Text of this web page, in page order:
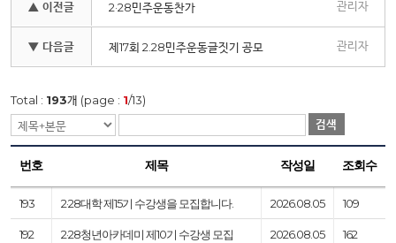
▲ 이전글 2·28민주운동찬가 관리자
▼ 다음글 제17회 2.28민주운동글짓기 공모 관리자
Total : 193개 (page : 1/13)
검색
번호 제목 작성일 조회수
193 2·28대학 제15기 수강생을 모집합니다. 2026.08.05 109
192 2·28청년아카데미 제10기 수강생 모집 2026.08.05 162